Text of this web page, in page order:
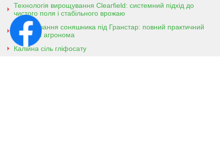
Технологія вирощування Clearfield: системний підхід до
чистого поля і стабільного врожаю
Вирощування соняшника під Гранстар: повний практичний
гайд для агронома
Калійна сіль гліфосату